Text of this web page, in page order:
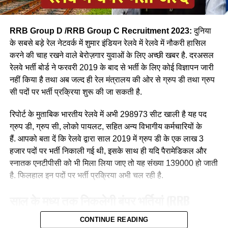
आपने अमूमन पुरुषों को ही रेल चलाते हुए देखा होगा लेकिन माथे पर लाल
बिंदी, भरी हुई मांग और हाथ में लाल चूड़ी पहने हुए महिला लोकों पायलेट
नीलम राथल रेल में सवार हजारों यात्रियों को सुरक्षित गंतव्य पहुंचाने की
रेलवे की सीनियर असिस्टेंट लोको पायलट नीलम बताती है कि जब वे
पेसीजर ट्रेन चलाती है तो कई लोग उन्हें देख कर हेरान रह जाते है कुछ
लड़कीया उन्हे देखकर काफी खुश भी होती है कि एक महिला ट्रेन चल रही
है।
RRB Group D /RRB Group C Recruitment 2023:दुनिया
के सबसे बड़े रेल नेटवर्क में शुमार इंडियन रेलवे में रेलवे में नौकरी हासिल
करने की चाह रखने वाले बेरोज़गार युवाओं के लिए अच्छी खबर है. दरअसल
रेलवे भर्ती बोर्ड ने फरवरी 2019 के बाद से भर्ती के लिए कोई विज्ञापन जारी
नहीं किया है तथा अब जल्द ही रेल मंत्रालय की ओर से ग्रुप डी तथा ग्रुप
सी पदों पर भर्ती प्रक्रिया शुरू की जा सकती है.
रिपोर्ट के मुताबिक भारतीय रेलवे में अभी 298973 सीट खाली है यह पद
ग्रुप डी, ग्रुप सी, लोको पायलट, सहित अन्य विभागीय कर्मचारियों के
हैं. आपको बता दें कि रेलवे द्वारा साल 2019 में ग्रुप डी के एक लाख 3
हजार पदों पर भर्ती निकाली गई थी, इसके साथ ही यदि पैरामेडिकल और
स्नातक एनटीपीसी को भी मिला लिया जाए तो यह संख्या 139000 हो जाती
है. फिलहाल इन पदों पर भर्ती प्रक्रिया अभी चल रही है.
Recruitment 2023)CONTINUE READING